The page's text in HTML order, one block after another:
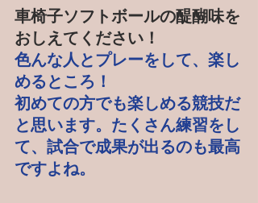
車椅子ソフトボールの醍醐味を
おしえてください！
色んな人とプレーをして、楽し
めるところ！
初めての方でも楽しめる競技だ
と思います。たくさん練習をし
て、試合で成果が出るのも最高
ですよね。